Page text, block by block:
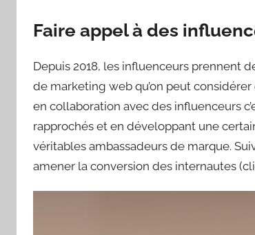
Faire appel à des
Depuis 2018, les influenceurs prennent
de marketing web qu’on peut
en collaboration avec des influenceurs
rapprochés et en développant une
véritables ambassadeurs de marque.
amener la conversion des internautes